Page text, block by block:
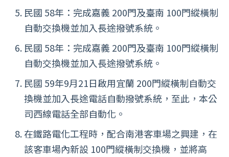
民國 58年：完成嘉義 200門及臺南 100門縱橫制
自動交換機並加入長途撥號系統。
民國 58年：完成嘉義 200門及臺南 100門縱橫制
自動交換機並加入長途撥號系統。
民國 59年9月21日啟用宜蘭 200門縱橫制自動交
換機並加入長途電話自動撥號系統，至此，本公
司西線電話全部自動化。
在鐵路電化工程時，配合南港客車場之興建，在
該客車場內新設 100門縱橫制交換機，並將高